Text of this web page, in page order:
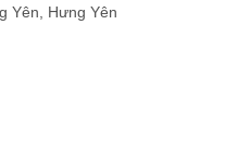
Yên, Hưng Yên